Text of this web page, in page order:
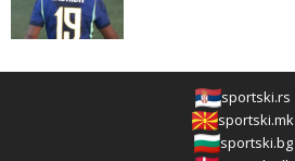
sportski.rs
sportski.mk
sportski.bg